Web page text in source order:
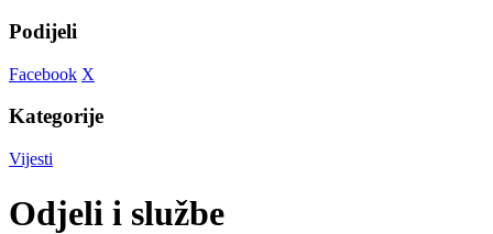
Podijeli
Facebook X
Kategorije
Vijesti
Odjeli i službe